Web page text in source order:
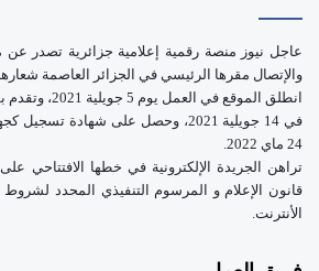
عاجل نيوز منصة رقمية إعلامية جزائرية تصدر
والإتصال مقرها الرئيسي في الجزائر العاصمة
انطلق الموقع في
في 14 جويلية 2021، وحصل على شهادة
24 ماي 2022.
تراهن الجريدة الإلكترونية في خطها الافتتاحي
قانون الإعلام و المرسوم التنفيذي المحدد
الأنترنت.